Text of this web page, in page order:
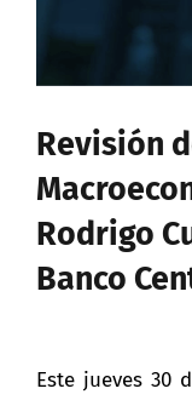
Revisión
Rodrigo
Banco
Este jueves 30